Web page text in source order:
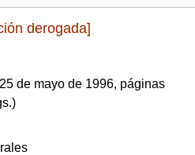
derogada]
de mayo de 1996, páginas
)